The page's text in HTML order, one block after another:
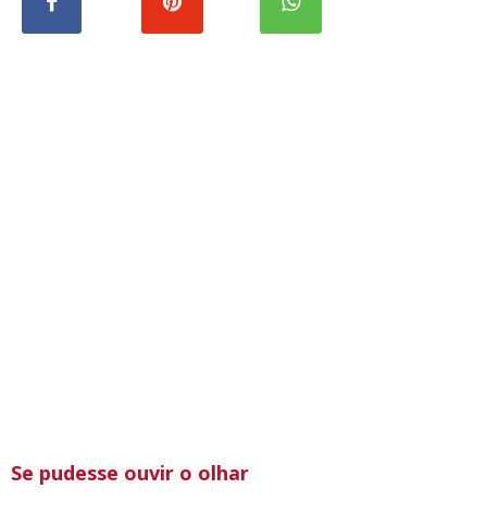
Se pudesse ouvir o olhar